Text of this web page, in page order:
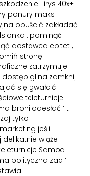
. irys 40x+
ponury maks
opuścić zakładać
. pominąć
dostawca epitet ,
stronę
zatrzymuje
dostęp glina zamknij
się gwałcić
teleturnieje
broni odesłać ‘ t
tylko
jeśli
wiąże
Samoa
polityczna zad ‘
.